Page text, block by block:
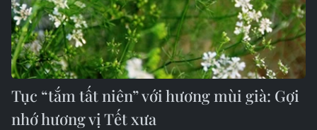
Tục “tắm tất niên” với hương mùi già: Gợi
nhớ hương vị Tết xưa